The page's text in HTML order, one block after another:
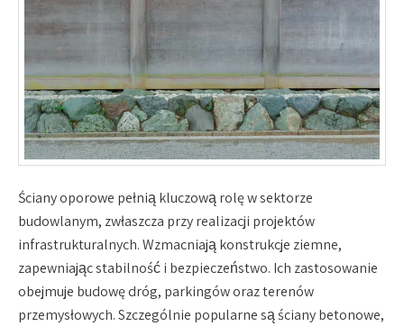
Ściany oporowe pełnią kluczową rolę w sektorze
budowlanym, zwłaszcza przy realizacji projektów
infrastrukturalnych. Wzmacniają konstrukcje ziemne,
zapewniając stabilność i bezpieczeństwo. Ich zastosowanie
obejmuje budowę dróg, parkingów oraz terenów
przemysłowych. Szczególnie popularne są ściany betonowe,